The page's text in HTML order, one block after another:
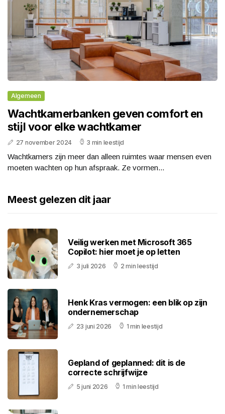
Algemeen
Wachtkamerbanken geven comfort en
stijl voor elke wachtkamer
27 november 2024 3 min leestijd
Wachtkamers zijn meer dan alleen ruimtes waar mensen even
moeten wachten op hun afspraak. Ze vormen...
Meest gelezen dit jaar
Veilig werken met Microsoft 365
Copilot: hier moet je op letten
3 juli 2026 2 min leestijd
Henk Kras vermogen: een blik op zijn
ondernemerschap
23 juni 2026 1 min leestijd
Gepland of geplanned: dit is de
correcte schrijfwijze
5 juni 2026 1 min leestijd